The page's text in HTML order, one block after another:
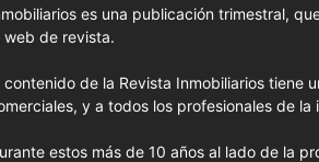
es una publicación trimestral,
web de revista.
contenido de la Revista Inmobiliarios
y a todos los profesionales de la
estos más de 10 años al lado de la